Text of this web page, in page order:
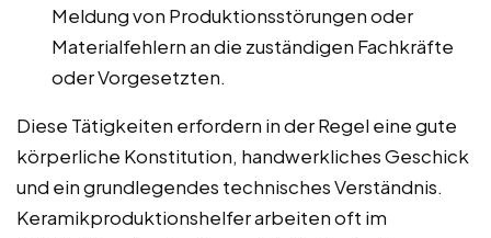
Meldung von Produktionsstörungen oder
Materialfehlern an die zuständigen Fachkräfte
oder Vorgesetzten.
Diese Tätigkeiten erfordern in der Regel eine gute
körperliche Konstitution, handwerkliches Geschick
und ein grundlegendes technisches Verständnis.
Keramikproduktionshelfer arbeiten oft im